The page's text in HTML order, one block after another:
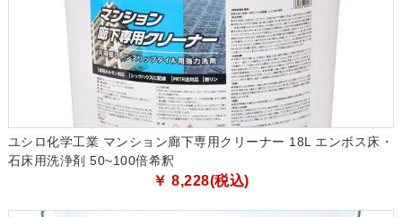
ユシロ化学工業 マンション廊下専用クリーナー 18L エンボス床・
石床用洗浄剤 50~100倍希釈
￥ 8,228(税込)